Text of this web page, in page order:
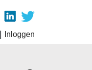
Inloggen